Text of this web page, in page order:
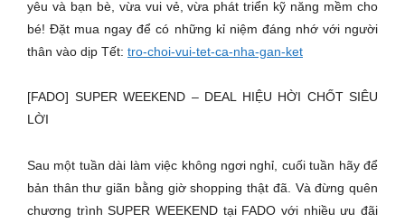
yêu và bạn bè, vừa vui vẻ, vừa phát triển kỹ năng mềm cho
bé! Đặt mua ngay để có những kỉ niệm đáng nhớ với người
thân vào dịp Tết: tro-choi-vui-tet-ca-nha-gan-ket
[FADO] SUPER WEEKEND – DEAL HIỆU HỜI CHỐT SIÊU
LỜI
Sau một tuần dài làm việc không ngơi nghỉ, cuối tuần hãy để
bản thân thư giãn bằng giờ shopping thật đã. Và đừng quên
chương trình SUPER WEEKEND tại FADO với nhiều ưu đãi